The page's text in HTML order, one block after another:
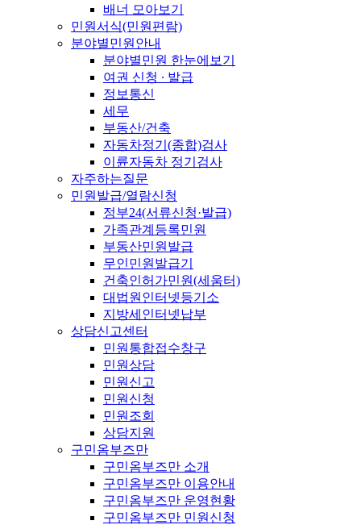
배너 모아보기
민원서식(민원편람)
분야별민원안내
분야별민원 한눈에보기
여권 신청 ∙ 발급
정보통신
세무
부동산/건축
자동차정기(종합)검사
이륜자동차 정기검사
자주하는질문
민원발급/열람신청
정부24(서류신청·발급)
가족관계등록민원
부동산민원발급
무인민원발급기
건축인허가민원(세움터)
대법원인터넷등기소
지방세인터넷납부
상담신고센터
민원통합접수창구
민원상담
민원신고
민원신청
민원조회
상담지원
구민옴부즈만
구민옴부즈만 소개
구민옴부즈만 이용안내
구민옴부즈만 운영현황
구민옴부즈만 민원신청